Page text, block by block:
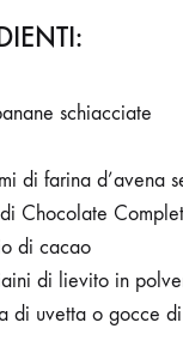
schiacciate
di farina d’avena
Chocolate
di cacao
di lievito in
di uvetta o gocce